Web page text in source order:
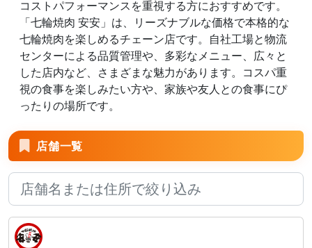
コストパフォーマンスを重視する方におすすめです。
「七輪焼肉 安安」は、リーズナブルな価格で本格的な
七輪焼肉を楽しめるチェーン店です。自社工場と物流
センターによる品質管理や、多彩なメニュー、広々と
した店内など、さまざまな魅力があります。コスパ重
視の食事を楽しみたい方や、家族や友人との食事にぴ
ったりの場所です。
店舗一覧